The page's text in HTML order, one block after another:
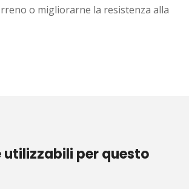
o migliorarne la resistenza alla
utilizzabili per questo